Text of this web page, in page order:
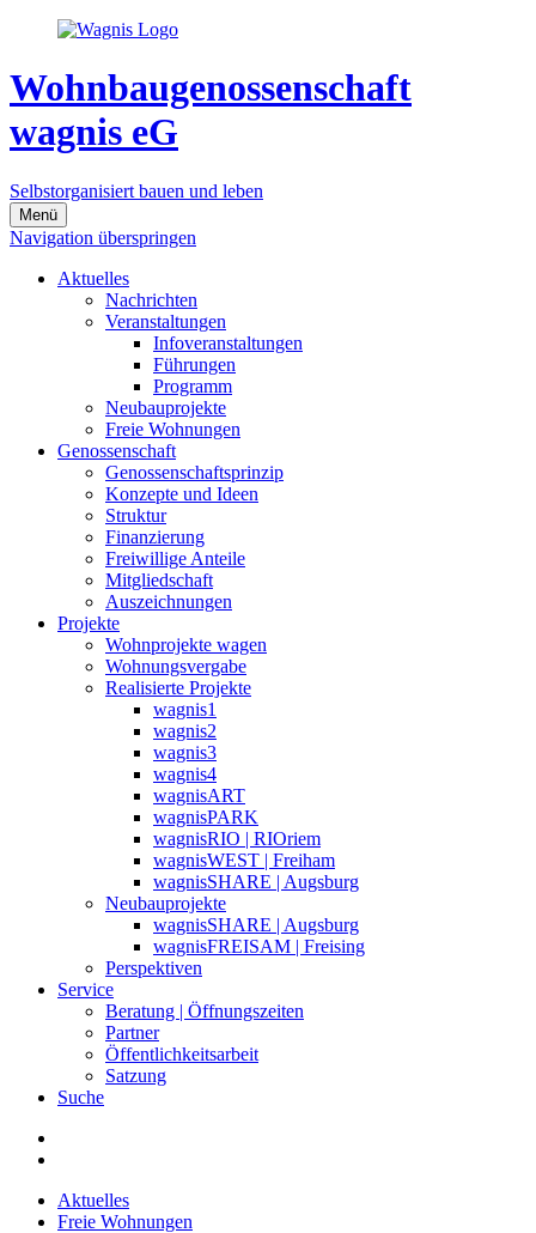
Wohnbaugenossenschaft
wagnis eG
Selbstorganisiert bauen und leben
Menü
Navigation überspringen
Aktuelles
Nachrichten
Veranstaltungen
Infoveranstaltungen
Führungen
Programm
Neubauprojekte
Freie Wohnungen
Genossenschaft
Genossenschaftsprinzip
Konzepte und Ideen
Struktur
Finanzierung
Freiwillige Anteile
Mitgliedschaft
Auszeichnungen
Projekte
Wohnprojekte wagen
Wohnungsvergabe
Realisierte Projekte
wagnis1
wagnis2
wagnis3
wagnis4
wagnisART
wagnisPARK
wagnisRIO | RIOriem
wagnisWEST | Freiham
wagnisSHARE | Augsburg
Neubauprojekte
wagnisSHARE | Augsburg
wagnisFREISAM | Freising
Perspektiven
Service
Beratung | Öffnungszeiten
Partner
Öffentlichkeitsarbeit
Satzung
Suche
Aktuelles
Freie Wohnungen